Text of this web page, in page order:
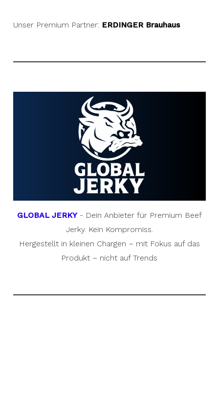
Unser Premium Partner: ERDINGER Brauhaus
GLOBAL JERKY- Dein Anbieter für Premium Beef
Jerky. Kein Kompromiss.
Hergestellt in kleinen Chargen – mit Fokus auf das
Produkt – nicht auf Trends